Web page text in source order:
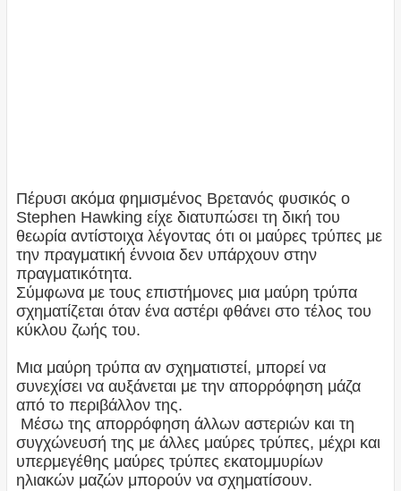
Πέρυσι ακόμα φημισμένος Βρετανός φυσικός ο
Stephen Hawking είχε διατυπώσει τη δική του
θεωρία αντίστοιχα λέγοντας ότι οι μαύρες τρύπες με
την πραγματική έννοια δεν υπάρχουν στην
πραγματικότητα.
Σύμφωνα με τους επιστήμονες μια μαύρη τρύπα
σχηματίζεται όταν ένα αστέρι φθάνει στο τέλος του
κύκλου ζωής του.
Μια μαύρη τρύπα αν σχηματιστεί, μπορεί να
συνεχίσει να αυξάνεται με την απορρόφηση μάζα
από το περιβάλλον της.
Μέσω της απορρόφηση άλλων αστεριών και τη
συγχώνευσή της με άλλες μαύρες τρύπες, μέχρι και
υπερμεγέθης μαύρες τρύπες εκατομμυρίων
ηλιακών μαζών μπορούν να σχηματίσουν.